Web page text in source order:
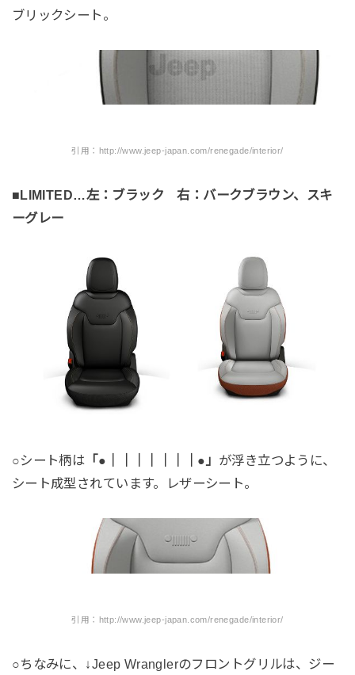
ブリックシート。
引用：http://www.jeep-japan.com/renegade/interior/
■LIMITED…左：ブラック 右：バークブラウン、スキ
ーグレー
○シート柄は 「●｜｜｜｜｜｜｜●」 が浮き立つように、
シート成型されています。レザーシート。
引用：http://www.jeep-japan.com/renegade/interior/
○ちなみに、↓Jeep Wranglerのフロントグリルは、ジー